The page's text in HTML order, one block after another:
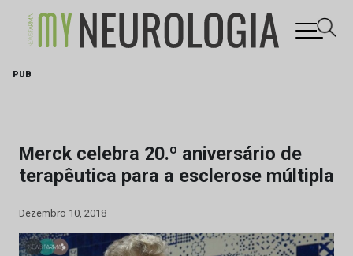
Skip
PUB
Merck celebra 20.º aniversário de
terapêutica para a esclerose múltipla
Dezembro 10, 2018